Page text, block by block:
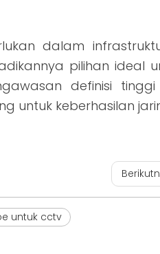
dalam
pilihan ideal
definisi
untuk keberhasilan
untuk cctv